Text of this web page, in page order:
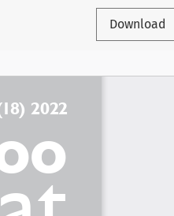
Download